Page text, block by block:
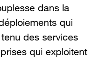
dans la
qui
des services
qui exploitent